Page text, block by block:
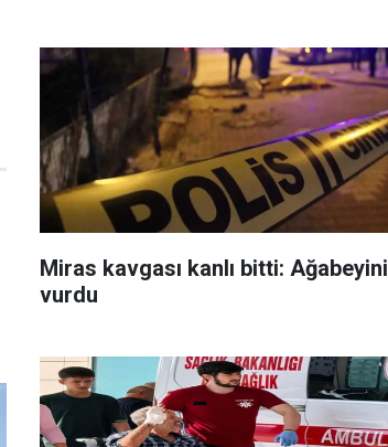
Miras kavgası kanlı bitti: Ağabeyini
vurdu